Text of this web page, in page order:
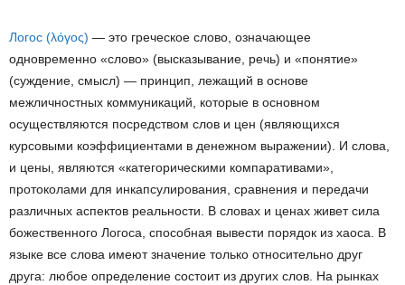
Логос (λόγος) — это греческое слово, означающее
одновременно «слово» (высказывание, речь) и «понятие»
(суждение, смысл) — принцип, лежащий в основе
межличностных коммуникаций, которые в основном
осуществляются посредством слов и цен (являющихся
курсовыми коэффициентами в денежном выражении). И слова,
и цены, являются «категорическими компаративами»,
протоколами для инкапсулирования, сравнения и передачи
различных аспектов реальности. В словах и ценах живет сила
божественного Логоса, способная вывести порядок из хаоса. В
языке все слова имеют значение только относительно друг
друга: любое определение состоит из других слов. На рынках